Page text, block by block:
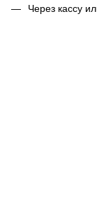
Через кассу